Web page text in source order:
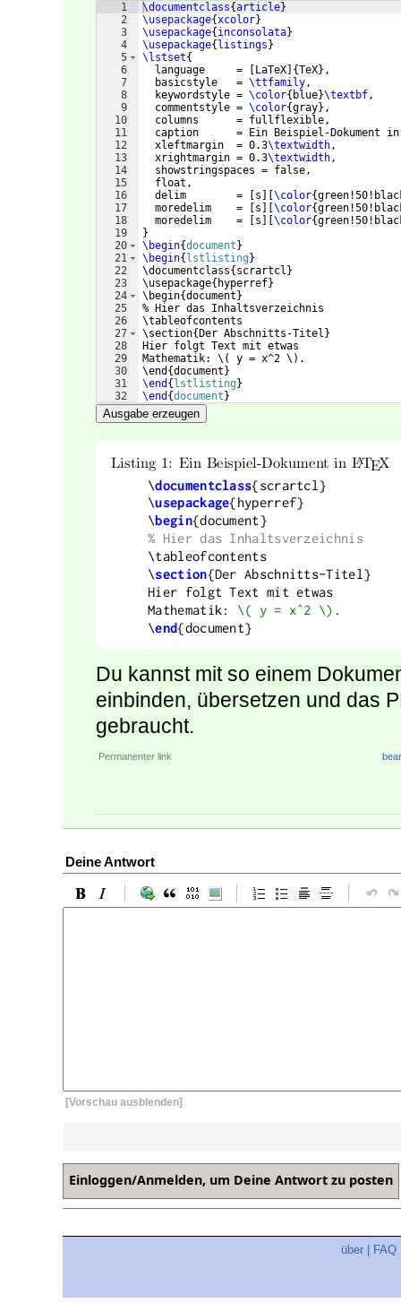
1
2
3
4
5
6
7
8
9
10
11
12
13
14
15
16
17
18
19
20
21
22
23
24
25
26
27
28
29
30
31
32
\documentclass{article}
\usepackage{xcolor}
\usepackage{ inconsolata}
\usepackage{ listings }
\lstset{
  language     =
LaTeX {TeX} ,
  basicstyle   =
\ttfamily,
  keywordstyle =
\color{ blue}\textbf,
  commentstyle =
\color{gray} ,
  columns      = fullflexible,
caption      = Ein Beispiel-Dokument
  xleftmargin  = 0.3
\textwidth,
  xrightmargin = 0.3
\textwidth,
  showstringspaces = false,
  float,
  delim        =
s \color{
  moredelim    =
s \color{
  moredelim    =
s \color{
}
\begin{document }
\begin{ lstlisting }
\documentclass{scrartcl}
\usepackage{hyperref}
\begin{document}
% Hier das Inhaltsverzeichnis
\tableofcontents
\section{Der Abschnitts-Titel}
Hier folgt Text mit etwas
Mathematik: \( y = x^2 \).
\end{document}
\end { lstlisting }
\end {document }
Ausgabe erzeugen
Du kannst mit so einem
einbinden, übersetzen und das
gebraucht.
Permanenter link
Deine Antwort
[Vorschau ausblenden]
über FAQ